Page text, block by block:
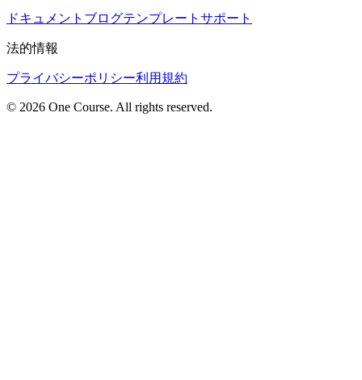
ドキュメント ブログテンプレート サポート
法的情報
プライバシーポリシー利用規約
© 2026 One Course. All rights reserved.